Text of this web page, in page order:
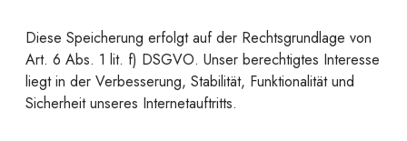
Diese Speicherung erfolgt auf der Rechtsgrundlage von
Art. 6 Abs. 1 lit. f) DSGVO. Unser berechtigtes Interesse
liegt in der Verbesserung, Stabilität, Funktionalität und
Sicherheit unseres Internetauftritts.